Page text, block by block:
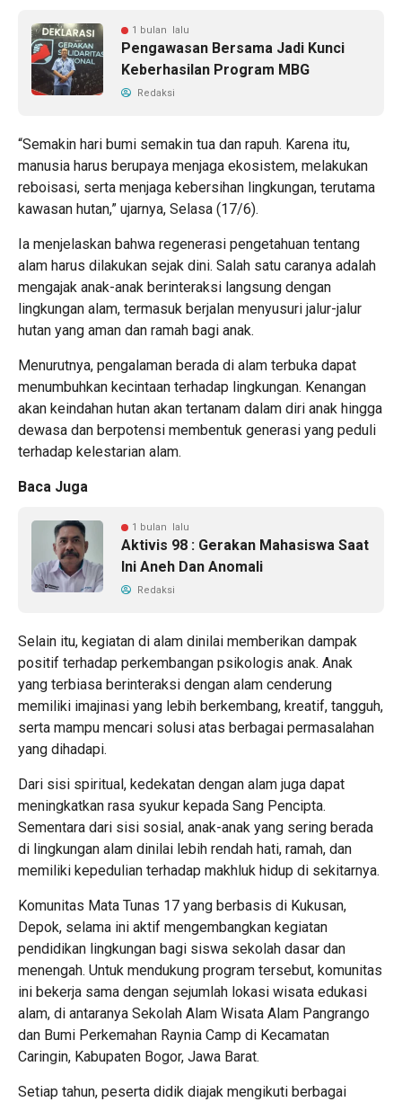
1 bulan lalu
Pengawasan Bersama Jadi Kunci
Keberhasilan Program MBG
Redaksi
“Semakin hari bumi semakin tua dan rapuh. Karena itu,
manusia harus berupaya menjaga ekosistem, melakukan
reboisasi, serta menjaga kebersihan lingkungan, terutama
kawasan hutan,” ujarnya, Selasa (17/6).
Ia menjelaskan bahwa regenerasi pengetahuan tentang
alam harus dilakukan sejak dini. Salah satu caranya adalah
mengajak anak-anak berinteraksi langsung dengan
lingkungan alam, termasuk berjalan menyusuri jalur-jalur
hutan yang aman dan ramah bagi anak.
Menurutnya, pengalaman berada di alam terbuka dapat
menumbuhkan kecintaan terhadap lingkungan. Kenangan
akan keindahan hutan akan tertanam dalam diri anak hingga
dewasa dan berpotensi membentuk generasi yang peduli
terhadap kelestarian alam.
Baca Juga
1 bulan lalu
Aktivis 98 : Gerakan Mahasiswa Saat
Ini Aneh Dan Anomali
Redaksi
Selain itu, kegiatan di alam dinilai memberikan dampak
positif terhadap perkembangan psikologis anak. Anak
yang terbiasa berinteraksi dengan alam cenderung
memiliki imajinasi yang lebih berkembang, kreatif, tangguh,
serta mampu mencari solusi atas berbagai permasalahan
yang dihadapi.
Dari sisi spiritual, kedekatan dengan alam juga dapat
meningkatkan rasa syukur kepada Sang Pencipta.
Sementara dari sisi sosial, anak-anak yang sering berada
di lingkungan alam dinilai lebih rendah hati, ramah, dan
memiliki kepedulian terhadap makhluk hidup di sekitarnya.
Komunitas Mata Tunas 17 yang berbasis di Kukusan,
Depok, selama ini aktif mengembangkan kegiatan
pendidikan lingkungan bagi siswa sekolah dasar dan
menengah. Untuk mendukung program tersebut, komunitas
ini bekerja sama dengan sejumlah lokasi wisata edukasi
alam, di antaranya Sekolah Alam Wisata Alam Pangrango
dan Bumi Perkemahan Raynia Camp di Kecamatan
Caringin, Kabupaten Bogor, Jawa Barat.
Setiap tahun, peserta didik diajak mengikuti berbagai